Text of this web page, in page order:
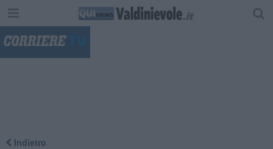
Indietro